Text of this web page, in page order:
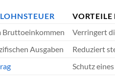
LOHNSTEUER
VORTEILE
Bruttoeinkommen
Verringert
Ausgaben Reduziert
Schutz